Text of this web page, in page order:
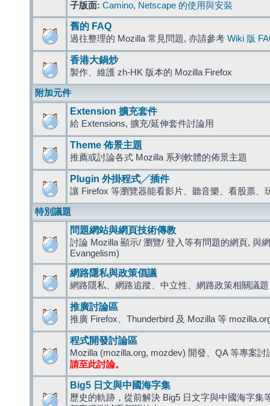
子版面: Camino, Netscape 的使用與安裝
舊的 FAQ
過往整理的 Mozilla 常見問題, 亦請參考 Wiki 版
香港大鍋炒
製作、維護 zh-HK 版本的 Mozilla Firefox
附加元件
Extension 擴充套件
給 Extensions, 擴充/延伸套件討論用
Theme 佈景主題
推薦或討論各式 Mozilla 系列軟體的佈景主題
Plugin 外掛程式╱插件
讓 Firefox 等瀏覽器能看影片、聽音樂、看股票、
特別議題
問題網站與網頁技術傳教
討論 Mozilla 顯示/ 瀏覽/ 登入等有問題的網頁, 與
Evangelism)
網路隱私與政策倡議
網路隱私、網路追蹤、中立性、網路政策相關議題
推廣討論區
推廣 Firefox、Thunderbird 及 Mozilla 等
程式開發討論區
Mozilla (mozilla.org, mozdev) 開發、QA 等專案討
請至此討論。
Big5 日文與中國海字集
歷史的軌跡，從前解決 Big5 日文字與中國海字集